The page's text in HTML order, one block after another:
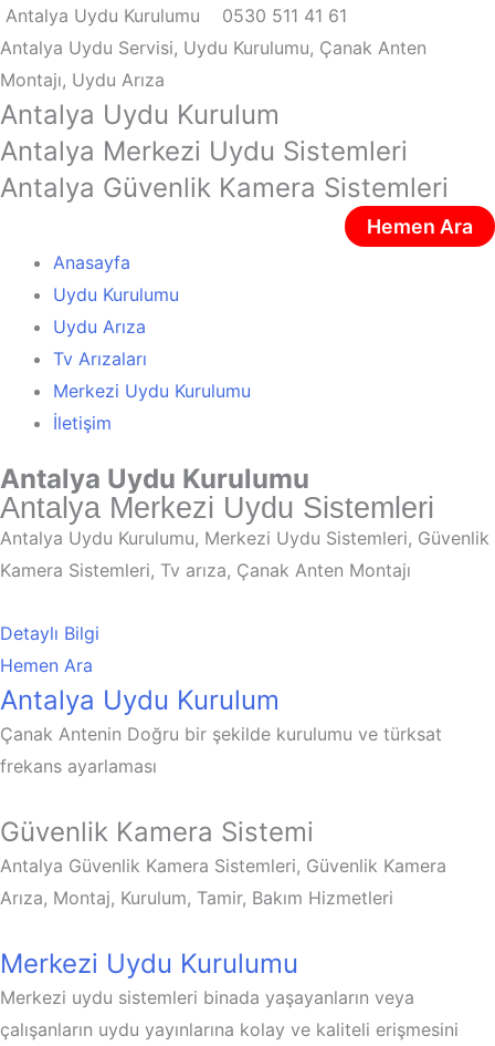
İçeriğe
atla
Antalya Uydu Kurulumu
0530 511 41 61
Antalya Uydu Servisi, Uydu Kurulumu, Çanak Anten
Montajı, Uydu Arıza
Antalya Uydu Kurulumu
Uydu, Tv, Çanak Anten Kurulumu
Antalya Uydu Kurulum
Antalya Merkezi Uydu Sistemleri
Antalya Güvenlik Kamera Sistemleri
Hemen Ara
Anasayfa
Uydu Kurulumu
Uydu Arıza
Tv Arızaları
Merkezi Uydu Kurulumu
İletişim
Antalya Uydu Kurulumu
Antalya Merkezi Uydu Sistemleri
Antalya Uydu Kurulumu, Merkezi Uydu Sistemleri, Güvenlik
Kamera Sistemleri, Tv arıza, Çanak Anten Montajı
Detaylı Bilgi
Hemen Ara
Antalya Uydu Kurulum
Çanak Antenin Doğru bir şekilde kurulumu ve türksat
frekans ayarlaması
Güvenlik Kamera Sistemi
Antalya Güvenlik Kamera Sistemleri, Güvenlik Kamera
Arıza, Montaj, Kurulum, Tamir, Bakım Hizmetleri
Merkezi Uydu Kurulumu
Merkezi uydu sistemleri binada yaşayanların veya
çalışanların uydu yayınlarına kolay ve kaliteli erişmesini